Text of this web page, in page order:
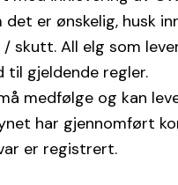
det er ønskelig, husk
skutt. All elg som
til gjeldende regler.
medfølge og kan
har gjennomført
er registrert.